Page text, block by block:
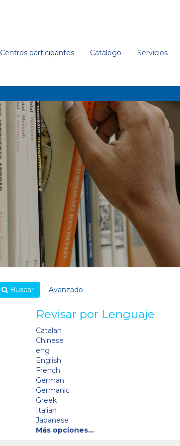
Centros participantes Catálogo Servicios
Buscar Avanzado
Revisar por Lenguaje
Catalan
Chinese
eng
English
French
German
Germanic
Greek
Italian
Japanese
Más opciones…